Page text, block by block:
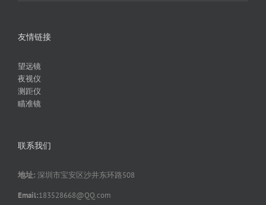
友情链接
望远镜
夜视仪
测距仪
瞄准镜
联系我们
地址: 深圳市宝安区沙井东环路508
Email:183528668@QQ.com